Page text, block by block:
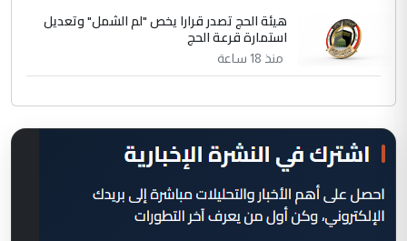
هيئة الحج تصدر قرارا يخص "لم الشمل" وتعديل
استمارة قرعة الحج
منذ 18 ساعة